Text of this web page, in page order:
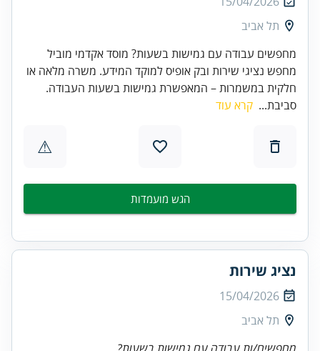
תל אביב
מחפשים עבודה עם גמישות בשעות? מוסד אקדמי מוביל
מחפש נציגי שירות ובק אופיס למוקד המידע. משרה מלאה או
חלקית במשמרות – המאפשרת גמישות בשעות העבודה.
סביבת... קרא עוד
⚠
הגש מועמדות
נציג שירות
15/04/2026
תל אביב